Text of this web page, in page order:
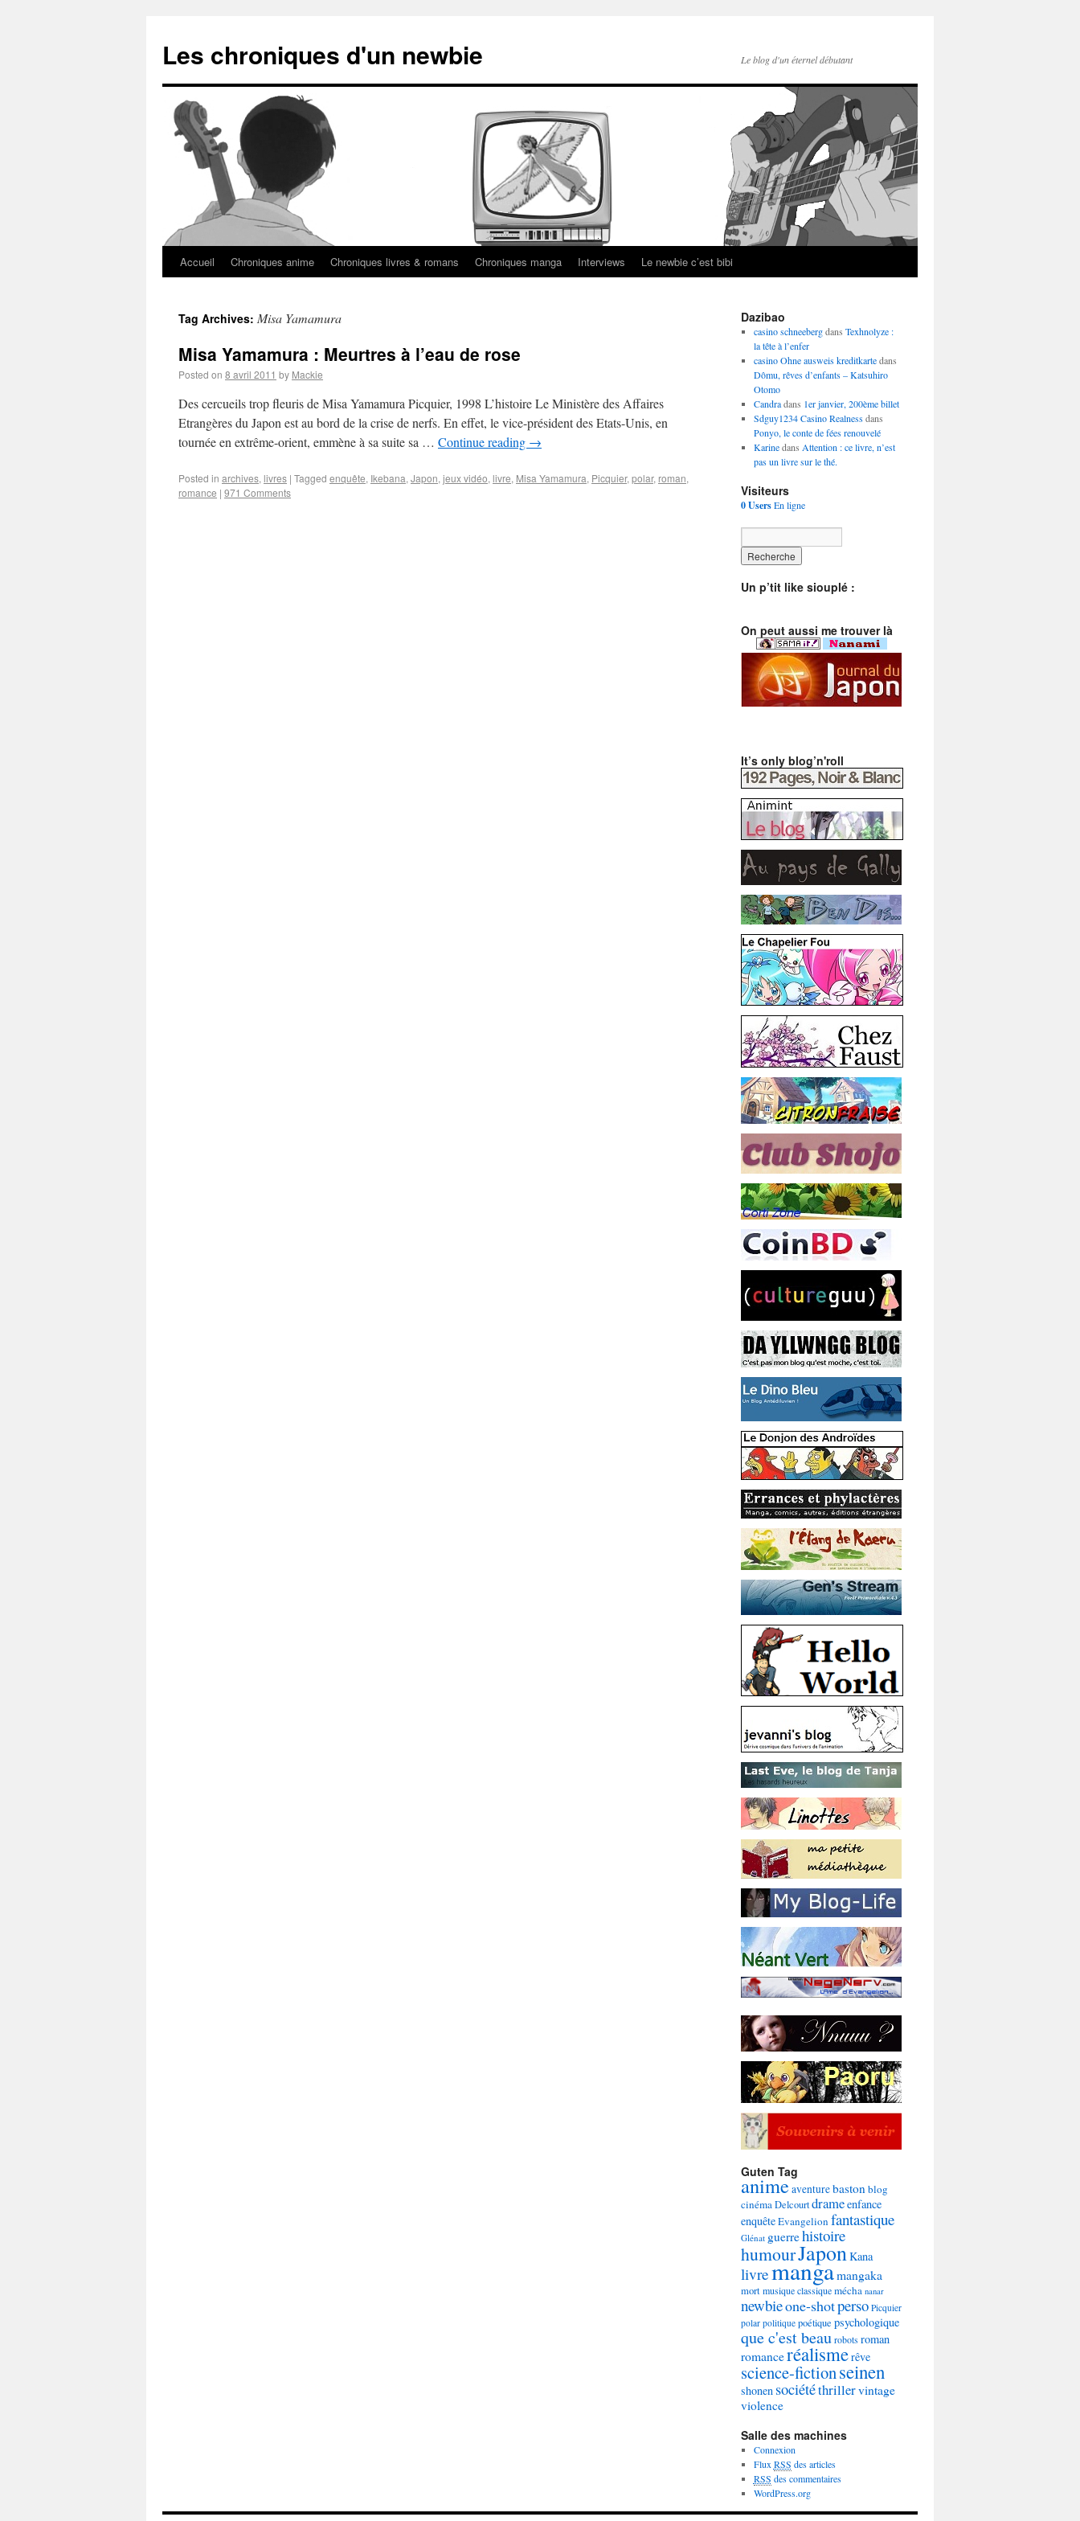
Les chroniques d'un newbie Le blog d'un éternel débutant
Accueil Chroniques anime Chroniques livres & romans Chroniques manga Interviews Le newbie c’est bibi
Tag Archives: Misa Yamamura
Misa Yamamura : Meurtres à l’eau de rose
Posted on 8 avril 2011 by Mackie
Des cercueils trop fleuris de Misa Yamamura Picquier, 1998 L’histoire Le Ministère des Affaires
Etrangères du Japon est au bord de la crise de nerfs. En effet, le vice-président des Etats-Unis, en
tournée en extrême-orient, emmène à sa suite sa … Continue reading →
Posted in archives, livres | Tagged enquête, Ikebana, Japon, jeux vidéo, livre, Misa Yamamura, Picquier, polar, roman,
romance | 971 Comments
Dazibao
casino schneebergdans Texhnolyze :
la tête à l’enfer
casino Ohne ausweis kreditkartedans
Dômu, rêves d’enfants – Katsuhiro
Otomo
Candradans 1er janvier, 200ème billet
Sdguy1234 Casino Realnessdans
Ponyo, le conte de fées renouvelé
Karinedans Attention : ce livre, n’est
pas un livre sur le thé.
Visiteurs
0 UsersEn ligne
Un p’tit like siouplé :
On peut aussi me trouver là
It’s only blog’n'roll
Guten Tag
animeaventurebaston blog
cinémaDelcourtdrameenfance
enquêteEvangelion fantastique
Glénat guerrehistoire
humourJapon Kana
livremangamangaka
mortmusique classiquemécha nanar
newbieone-shotperso Picquier
polar politique poétique psychologique
que c'est beaurobotsroman
romanceréalismerêve
science-fictionseinen
shonen sociététhrillervintage
violence
Salle des machines
Connexion
Flux RSS des articles
RSS des commentaires
WordPress.org